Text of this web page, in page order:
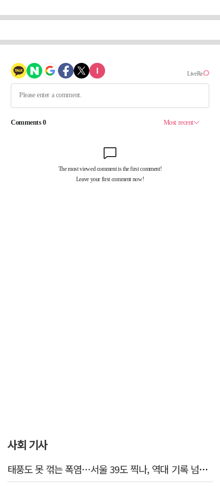
사회 기사
태풍도 못 꺾는 폭염…서울 39도 찍나, 역대 기록 넘본다